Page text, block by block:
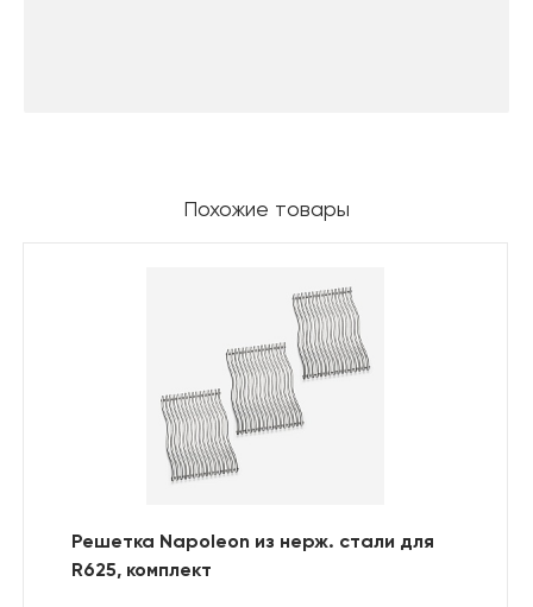
Похожие товары
Решетка Napoleon из нерж. стали для
R625, комплект